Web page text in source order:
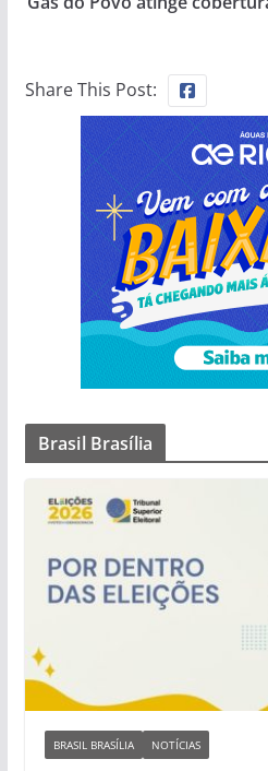
Share This Post:
Brasil Brasília
BRASIL BRASÍLIA NOTÍCIAS